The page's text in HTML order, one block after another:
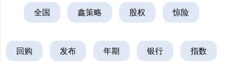
全国 鑫策略 股权 惊险
回购 发布 年期 银行 指数